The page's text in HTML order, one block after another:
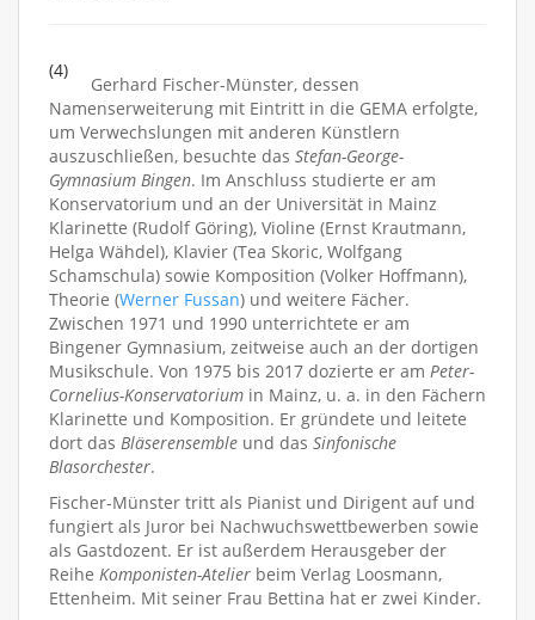
(4)
Gerhard Fischer-Münster, dessen
Namenserweiterung mit Eintritt in die GEMA erfolgte,
um Verwechslungen mit anderen Künstlern
auszuschließen, besuchte das Stefan-George-
Gymnasium Bingen. Im Anschluss studierte er am
Konservatorium und an der Universität in Mainz
Klarinette (Rudolf Göring), Violine (Ernst Krautmann,
Helga Wähdel), Klavier (Tea Skoric, Wolfgang
Schamschula) sowie Komposition (Volker Hoffmann),
Theorie (Werner Fussan) und weitere Fächer.
Zwischen 1971 und 1990 unterrichtete er am
Bingener Gymnasium, zeitweise auch an der dortigen
Musikschule. Von 1975 bis 2017 dozierte er am Peter-
Cornelius-Konservatorium in Mainz, u. a. in den Fächern
Klarinette und Komposition. Er gründete und leitete
dort das Bläserensemble und das Sinfonische
Blasorchester.
Fischer-Münster tritt als Pianist und Dirigent auf und
fungiert als Juror bei Nachwuchswettbewerben sowie
als Gastdozent. Er ist außerdem Herausgeber der
Reihe Komponisten-Atelier beim Verlag Loosmann,
Ettenheim. Mit seiner Frau Bettina hat er zwei Kinder.